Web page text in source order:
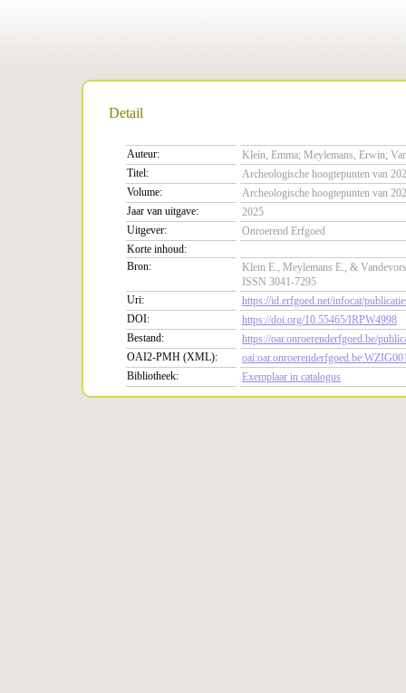
Detail
Auteur:
Klein, Emma; Meylemans, Erwin;
Titel:
Archeologische hoogtepunten van
Volume:
Archeologische hoogtepunten van
Jaar van uitgave:
2025
Uitgever:
Onroerend Erfgoed
Korte inhoud:
Bron:
Klein E., Meylemans E., &
ISSN 3041-7295
Uri:
https://id.erfgoed.net/infocat/
DOI:
https://doi.org/10.55465/IRPW4998
Bestand:
https://oar.onroerenderfgoed.be/
OAI2-PMH (XML):
Bibliotheek:
Exemplaar in catalogus